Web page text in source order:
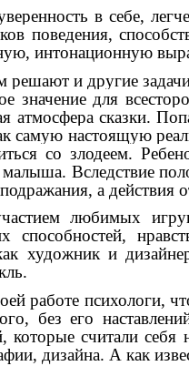
в себе, легче
поведения,
интонационную
решают и другие
значение для
атмосфера сказки.
самую настоящую
со злодеем.
малыша. Вследствие
а действия
любимых
способностей,
художник и
работе психологи,
без его
которые считали
дизайна. А как